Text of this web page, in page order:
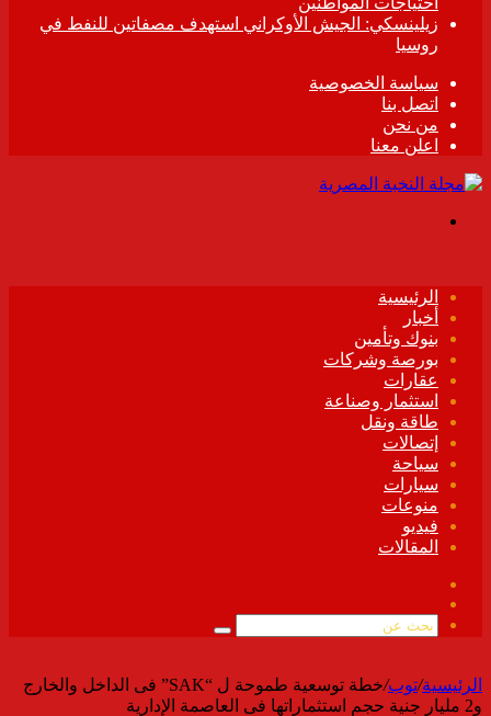
زيلينسكي: الجيش الأوكراني استهدف مصفاتين للنفط في
روسيا
سياسة الخصوصية
اتصل بنا
من نحن
اعلن معنا
الرئيسية
أخبار
بنوك وتأمين
بورصة وشركات
عقارات
استثمار وصناعة
طاقة ونقل
إتصالات
سياحة
سيارات
منوعات
فيديو
المقالات
الموقع
بحث
الرئيسية/توب/
خطة توسعية طموحة ل “SAK” فى الداخل والخارج
و2 مليار جنية حجم استثماراتها فى العاصمة الإدارية